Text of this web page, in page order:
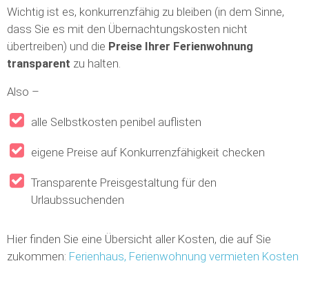
Wichtig ist es, konkurrenzfähig zu bleiben (in dem Sinne,
dass Sie es mit den Übernachtungskosten nicht
übertreiben) und die Preise Ihrer Ferienwohnung
transparent zu halten.
Also –
alle Selbstkosten penibel auflisten
eigene Preise auf Konkurrenzfähigkeit checken
Transparente Preisgestaltung für den
Urlaubssuchenden
Hier finden Sie eine Übersicht aller Kosten, die auf Sie
zukommen: Ferienhaus, Ferienwohnung vermieten Kosten